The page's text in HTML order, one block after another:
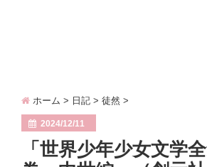
ホーム > 日記 > 徒然 >
2024/12/11
「世界少年少女文学